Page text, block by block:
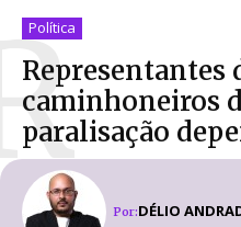
Política
Representantes
caminhoneiros
paralisação
Por:DÉLIO